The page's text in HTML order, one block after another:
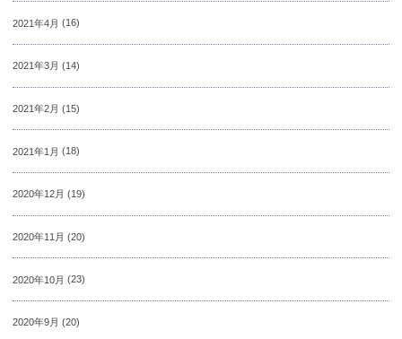
2021年4月 (16)
2021年3月 (14)
2021年2月 (15)
2021年1月 (18)
2020年12月 (19)
2020年11月 (20)
2020年10月 (23)
2020年9月 (20)